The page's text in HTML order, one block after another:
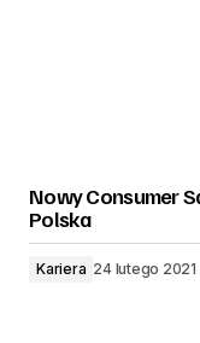
Nowy Consumer
Polska
Kariera 24 lutego 2021